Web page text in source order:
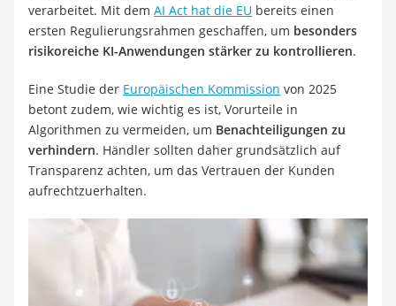
verarbeitet. Mit dem AI Act hat die EU bereits einen
ersten Regulierungsrahmen geschaffen, um besonders
risikoreiche KI-Anwendungen stärker zu kontrollieren.
Eine Studie der Europäischen Kommission von 2025
betont zudem, wie wichtig es ist, Vorurteile in
Algorithmen zu vermeiden, um Benachteiligungen zu
verhindern. Händler sollten daher grundsätzlich auf
Transparenz achten, um das Vertrauen der Kunden
aufrechtzuerhalten.